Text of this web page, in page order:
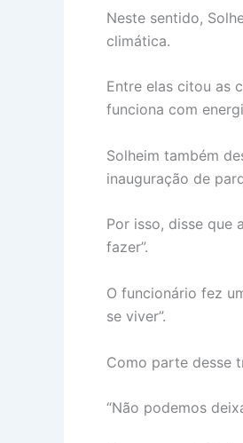
Neste sentido,
climática.
Entre elas citou as
funciona com
Solheim também
inauguração de
Por isso, disse que
fazer”.
O funcionário fez
se viver”.
Como parte desse
“Não podemos